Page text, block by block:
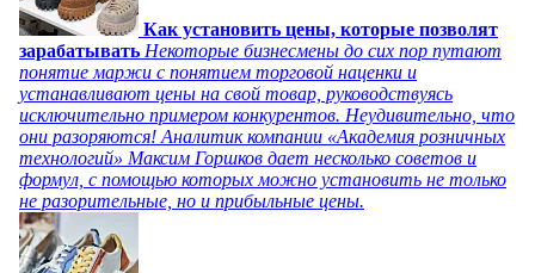
Как установить цены, которые позволят
зарабатывать Некоторые бизнесмены до сих пор путают
понятие маржи с понятием торговой наценки и
устанавливают цены на свой товар, руководствуясь
исключительно примером конкурентов. Неудивительно, что
они разоряются! Аналитик компании «Академия розничных
технологий» Максим Горшков дает несколько советов и
формул, с помощью которых можно установить не только
не разорительные, но и прибыльные цены.